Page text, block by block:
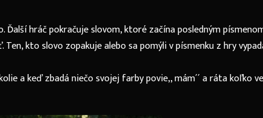
hráč pokračuje slovom, ktoré začína posledným
kto slovo zopakuje alebo sa pomýli v písmenku z hry
a keď zbadá niečo svojej farby povie,, mám´´ a ráta koľko